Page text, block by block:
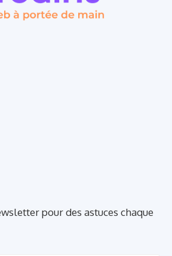
pour des astuces chaque